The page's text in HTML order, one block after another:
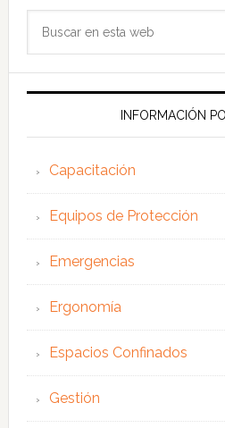
web
INFORMACIÓN
Capacitación
Equipos de Protección
Emergencias
Ergonomía
Espacios Confinados
Gestión